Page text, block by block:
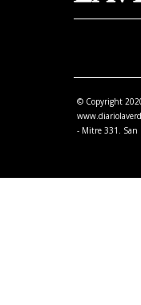
© Copyright
- Mitre 331. San